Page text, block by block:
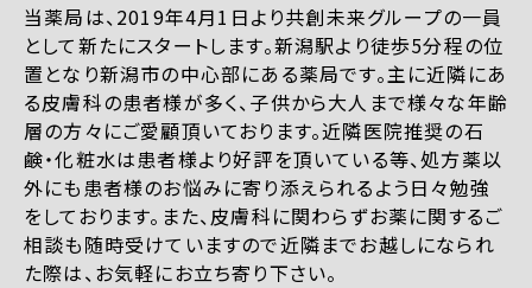
当薬局は、2019年4月1日より共創未来グループの一員
として新たにスタートします。新潟駅より徒歩5分程の位
置となり新潟市の中心部にある薬局です。主に近隣にあ
る皮膚科の患者様が多く、子供から大人まで様々な年齢
層の方々にご愛顧頂いております。近隣医院推奨の石
鹸・化粧水は患者様より好評を頂いている等、処方薬以
外にも患者様のお悩みに寄り添えられるよう日々勉強
をしております。また、皮膚科に関わらずお薬に関するご
相談も随時受けていますので近隣までお越しになられ
た際は、お気軽にお立ち寄り下さい。